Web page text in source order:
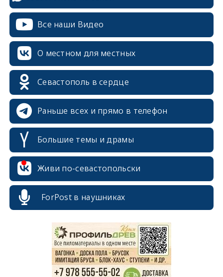
Все наши Видео
О местном для местных
Севастополь в сердце
Раньше всех и прямо в телефон
Большие темы и драмы
Живи по-севастопольски
ForPost в наушниках